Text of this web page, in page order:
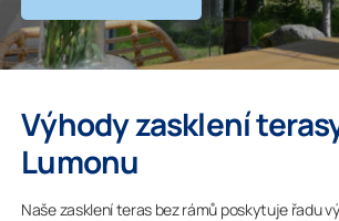
Výhody zasklení
Lumonu
Naše zasklení teras bez rámů poskytuje řadu